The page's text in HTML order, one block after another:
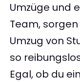
Umzüge und
Team,
Umzug von
so
Egal, ob du